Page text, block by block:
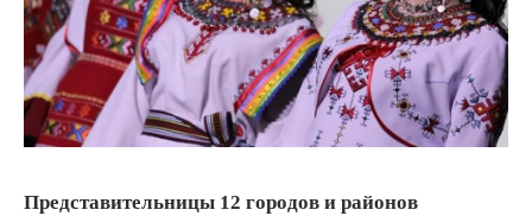
Представительницы 12 городов и районов